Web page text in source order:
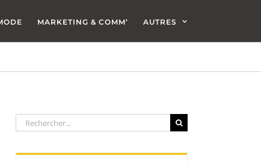
MARKETING & COMM’ AUTRES
Rechercher: